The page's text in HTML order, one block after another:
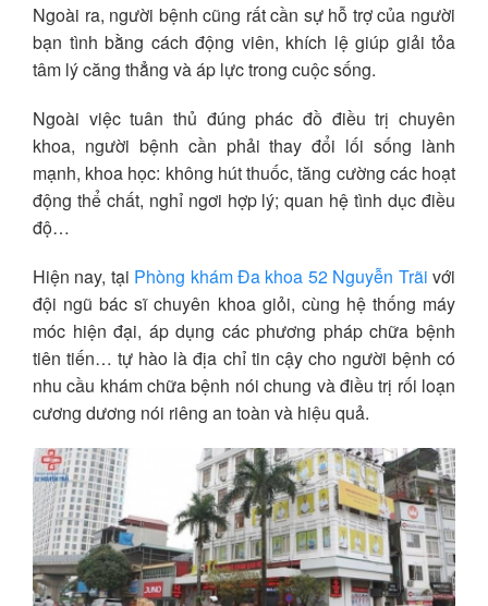
Ngoài ra, người bệnh cũng rất cần sự hỗ trợ của người
bạn tình bằng cách động viên, khích lệ giúp giải tỏa
tâm lý căng thẳng và áp lực trong cuộc sống.
Ngoài việc tuân thủ đúng phác đồ điều trị chuyên
khoa, người bệnh cần phải thay đổi lối sống lành
mạnh, khoa học: không hút thuốc, tăng cường các hoạt
động thể chất, nghỉ ngơi hợp lý; quan hệ tình dục điều
độ…
Hiện nay, tại Phòng khám Đa khoa 52 Nguyễn Trãi với
đội ngũ bác sĩ chuyên khoa giỏi, cùng hệ thống máy
móc hiện đại, áp dụng các phương pháp chữa bệnh
tiên tiến… tự hào là địa chỉ tin cậy cho người bệnh có
nhu cầu khám chữa bệnh nói chung và điều trị rối loạn
cương dương nói riêng an toàn và hiệu quả.